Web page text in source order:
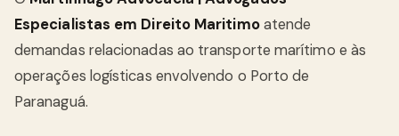
Especialistas em Direito Maritimoatende
demandas relacionadas ao transporte marítimo e às
operações logísticas envolvendo o Porto de
Paranaguá.